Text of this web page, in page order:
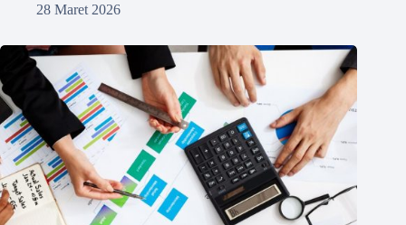
28 Maret 2026